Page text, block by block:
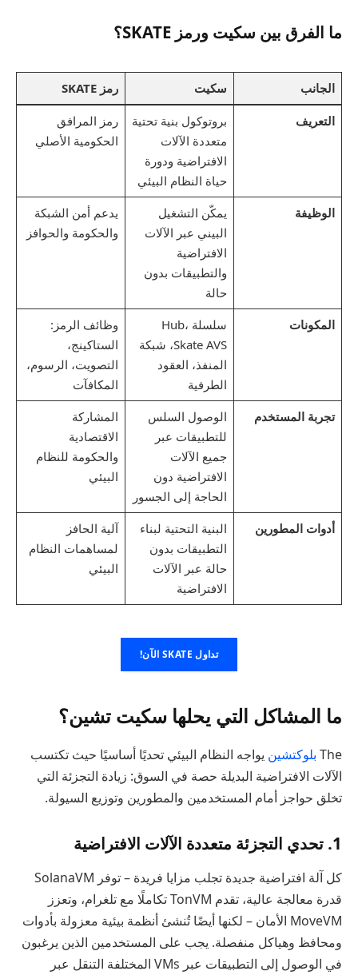
ما الفرق بين سكيت ورمز SKATE؟
الجانب سكيت رمز SKATE
التعريف
بروتوكول بنية تحتية
متعددة الآلات
الافتراضية ودورة
حياة النظام البيئي
رمز المرافق
الحكومية الأصلي
الوظيفة
يمكّن التشغيل
البيني عبر الآلات
الافتراضية
والتطبيقات بدون
حالة
يدعم أمن الشبكة
والحكومة والحوافز
المكونات
سلسلة Hub،
Skate AVS، شبكة
المنفذ، العقود
الطرفية
وظائف الرمز:
الستاكينج،
التصويت، الرسوم،
المكافآت
تجربة المستخدم
الوصول السلس
للتطبيقات عبر
جميع الآلات
الافتراضية دون
الحاجة إلى الجسور
المشاركة
الاقتصادية
والحكومة للنظام
البيئي
أدوات المطورين
البنية التحتية لبناء
التطبيقات بدون
حالة عبر الآلات
الافتراضية
آلية الحافز
لمساهمات النظام
البيئي
تداول SKATE الآن!
ما المشاكل التي يحلها سكيت تشين؟
The بلوكتشين يواجه النظام البيئي تحديًا أساسيًا حيث تكتسب
الآلات الافتراضية البديلة حصة في السوق: زيادة التجزئة التي
تخلق حواجز أمام المستخدمين والمطورين وتوزيع السيولة.
1. تحدي التجزئة متعددة الآلات الافتراضية
كل آلة افتراضية جديدة تجلب مزايا فريدة – توفر SolanaVM
قدرة معالجة عالية، تقدم TonVM تكاملًا مع تلغرام، وتعزز
MoveVM الأمان – لكنها أيضًا تُنشئ أنظمة بيئية معزولة بأدوات
ومحافظ وهياكل منفصلة. يجب على المستخدمين الذين يرغبون
في الوصول إلى التطبيقات عبر VMs المختلفة التنقل عبر